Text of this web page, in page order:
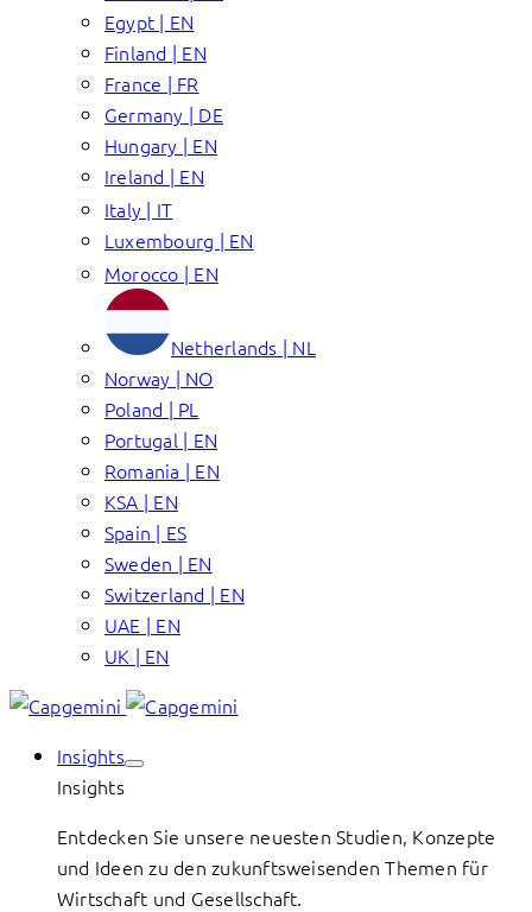
Egypt | EN
Finland | EN
France | FR
Germany | DE
Hungary | EN
Ireland | EN
Italy | IT
Luxembourg | EN
Morocco | EN
Netherlands | NL
Norway | NO
Poland | PL
Portugal | EN
Romania | EN
KSA | EN
Spain | ES
Sweden | EN
Switzerland | EN
UAE | EN
UK | EN
Insights
Insights
Entdecken Sie unsere neuesten Studien, Konzepte
und Ideen zu den zukunftsweisenden Themen für
Wirtschaft und Gesellschaft.